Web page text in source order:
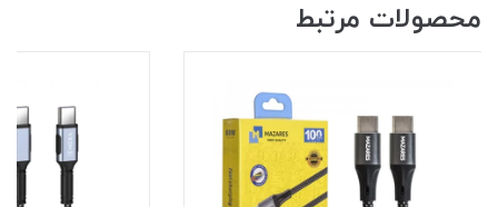
محصولات مرتبط